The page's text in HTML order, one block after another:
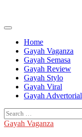
content
Home
Gayah Vaganza
Gayah Semasa
Gayah Review
Gayah Stylo
Gayah Viral
Gayah Advertorial
Search
for:
Gayah Vaganza